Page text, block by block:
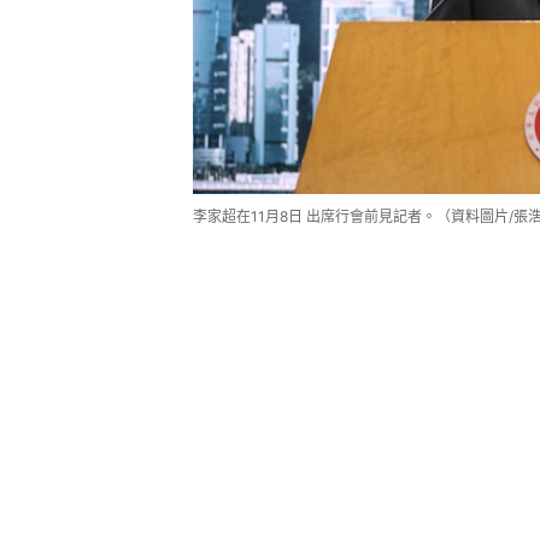
李家超在11月8日 出席行會前見記者。（資料圖片/張